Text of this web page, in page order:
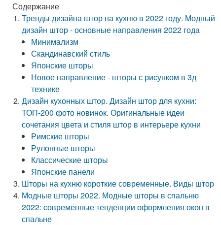
Содержание
Тренды дизайна штор на кухню в 2022 году. Модный
дизайн штор - основные направления 2022 года
Минимализм
Скандинавский стиль
Японские шторы
Новое направление - шторы с рисунком в 3д
технике
Дизайн кухонных штор. Дизайн штор для кухни:
ТОП-200 фото новинок. Оригинальные идеи
сочетания цвета и стиля штор в интерьере кухни
Римские шторы
Рулонные шторы
Классические шторы
Японские панели
Шторы на кухню короткие современные. Виды штор
Модные шторы 2022. Модные шторы в спальню
2022: современные тенденции оформления окон в
спальне